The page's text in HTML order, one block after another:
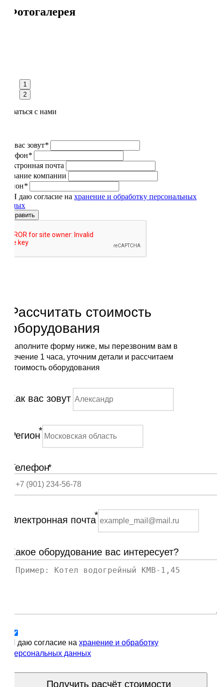
Фотогалерея
1
2
Связаться с нами
Как вас зовут*
Телефон*
Электронная почта
Название компании
Регион*
Я даю согласие на хранение и обработку персональных
данных
Отправить
Рассчитать стоимость
оборудования
Заполните форму ниже, мы перезвоним вам в
течение 1 часа, уточним детали и рассчитаем
стоимость оборудования
Как вас зовут
Регион*
Телефон*
Электронная почта*
Какое оборудование вас интересует?
Я даю согласие на хранение и обработку
персональных данных
Получить расчёт стоимости